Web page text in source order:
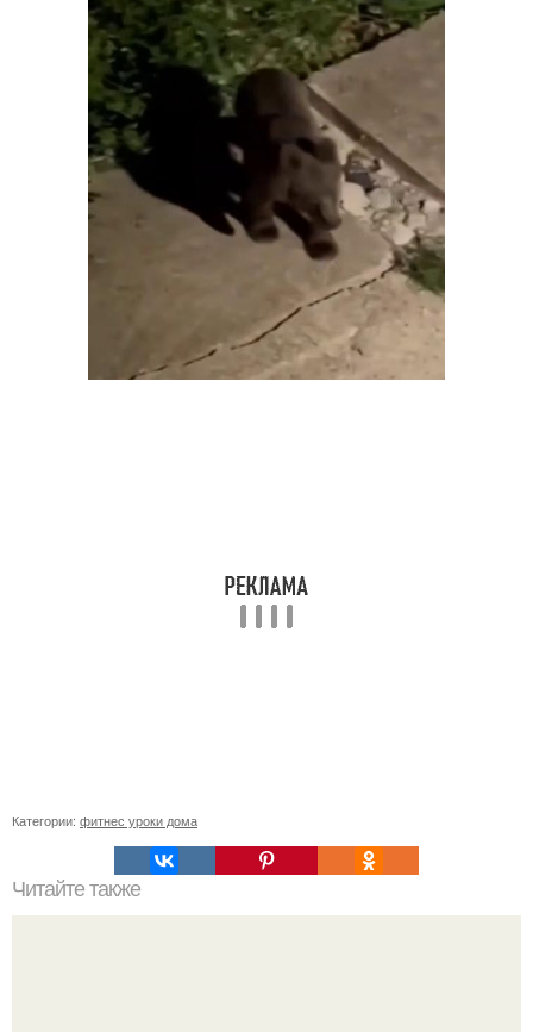
Категории: фитнес уроки дома
Читайте также